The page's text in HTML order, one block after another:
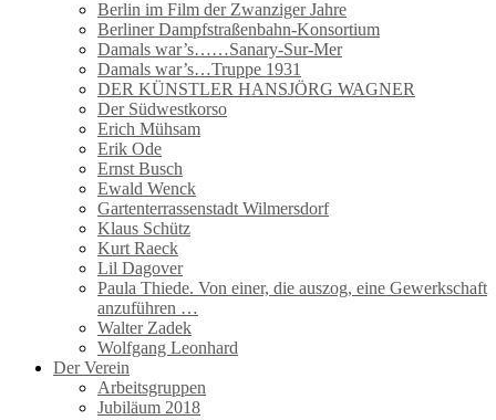
Berlin im Film der Zwanziger Jahre
Berliner Dampfstraßenbahn-Konsortium
Damals war’s……Sanary-Sur-Mer
Damals war’s…Truppe 1931
DER KÜNSTLER HANSJÖRG WAGNER
Der Südwestkorso
Erich Mühsam
Erik Ode
Ernst Busch
Ewald Wenck
Gartenterrassenstadt Wilmersdorf
Klaus Schütz
Kurt Raeck
Lil Dagover
Paula Thiede. Von einer, die auszog, eine Gewerkschaft
anzuführen …
Walter Zadek
Wolfgang Leonhard
Der Verein
Arbeitsgruppen
Jubiläum 2018